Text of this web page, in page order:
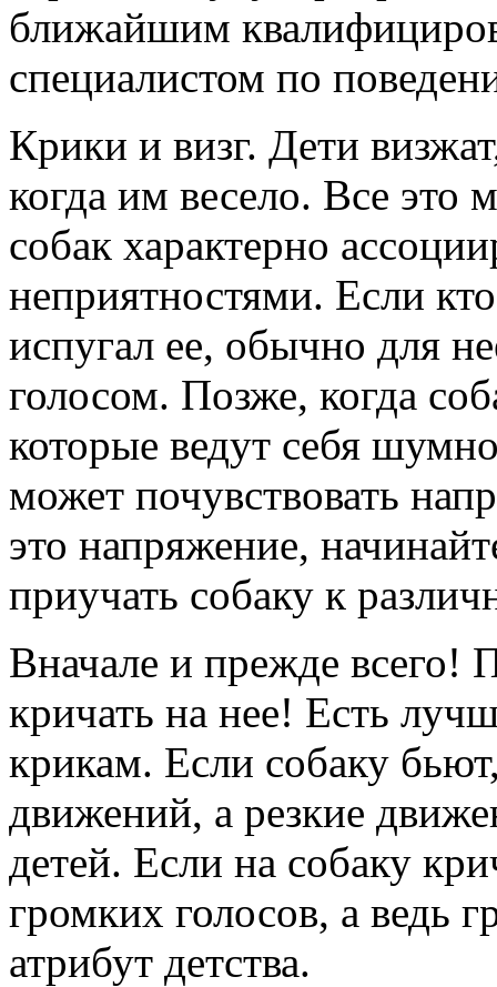
ближайшим
специалистом по
Крики и визг. Дети
когда им весело. Все это
собак характерно
неприятностями. Если
испугал ее, обычно для
голосом. Позже, когда
которые ведут себя
может почувствовать
это напряжение,
приучать собаку к
Вначале и прежде всего!
кричать на нее! Есть
крикам. Если собаку
движений, а резкие
детей. Если на собаку
громких голосов, а ведь
атрибут детства.